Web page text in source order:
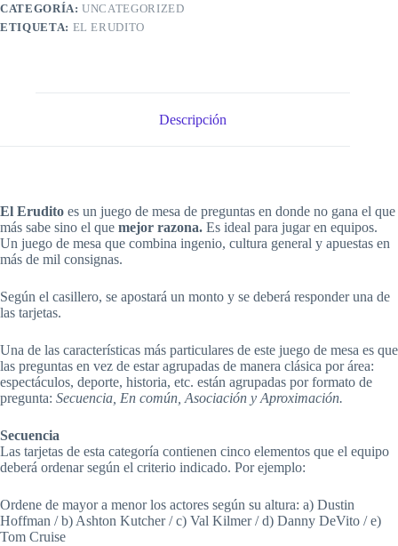
CATEGORÍA:UNCATEGORIZED
ETIQUETA: EL ERUDITO
Descripción
El Erudito es un juego de mesa de preguntas en donde no gana el que
más sabe sino el que mejor razona. Es ideal para jugar en equipos.
Un juego de mesa que combina ingenio, cultura general y apuestas en
más de mil consignas.
Según el casillero, se apostará un monto y se deberá responder una de
las tarjetas.
Una de las características más particulares de este juego de mesa es que
las preguntas en vez de estar agrupadas de manera clásica por área:
espectáculos, deporte, historia, etc. están agrupadas por formato de
pregunta: Secuencia, En común, Asociación y Aproximación.
Secuencia
Las tarjetas de esta categoría contienen cinco elementos que el equipo
deberá ordenar según el criterio indicado. Por ejemplo:
Ordene de mayor a menor los actores según su altura: a) Dustin
Hoffman / b) Ashton Kutcher / c) Val Kilmer / d) Danny DeVito / e)
Tom Cruise